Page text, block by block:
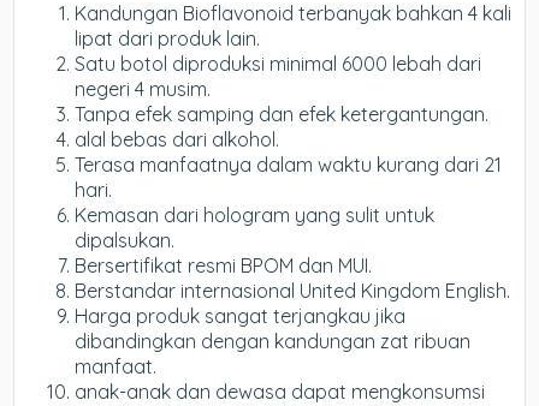
Kandungan Bioflavonoid terbanyak bahkan 4 kali
lipat dari produk lain.
Satu botol diproduksi minimal 6000 lebah dari
negeri 4 musim.
Tanpa efek samping dan efek ketergantungan.
alal bebas dari alkohol.
Terasa manfaatnya dalam waktu kurang dari 21
hari.
Kemasan dari hologram yang sulit untuk
dipalsukan.
Bersertifikat resmi BPOM dan MUI.
Berstandar internasional United Kingdom English.
Harga produk sangat terjangkau jika
dibandingkan dengan kandungan zat ribuan
manfaat.
anak-anak dan dewasa dapat mengkonsumsi